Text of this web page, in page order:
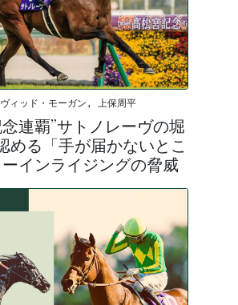
ィッド・モーガン, 上保周平
連覇”サトノレーヴの堀
める「手が届かないとこ
インライジングの脅威